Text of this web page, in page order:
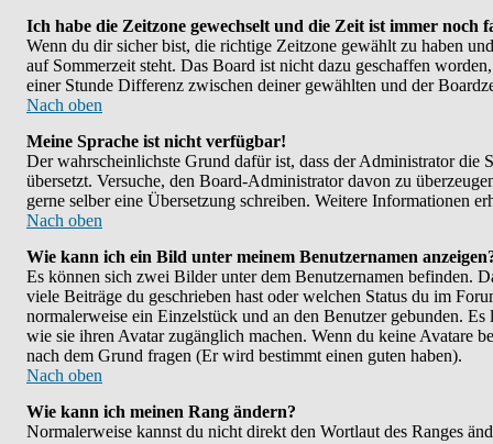
Ich habe die Zeitzone gewechselt und die Zeit ist immer noch
Wenn du dir sicher bist, die richtige Zeitzone gewählt zu haben
auf Sommerzeit steht. Das Board ist nicht dazu geschaffen
einer Stunde Differenz zwischen deiner gewählten und der
Nach oben
Meine Sprache ist nicht verfügbar!
Der wahrscheinlichste Grund dafür ist, dass der Administrator die
übersetzt. Versuche, den Board-Administrator davon zu
gerne selber eine Übersetzung schreiben. Weitere Informationen
Nach oben
Wie kann ich ein Bild unter meinem Benutzernamen
Es können sich zwei Bilder unter dem Benutzernamen befinden.
viele Beiträge du geschrieben hast oder welchen Status du im
normalerweise ein Einzelstück und an den Benutzer gebunden.
wie sie ihren Avatar zugänglich machen. Wenn du keine Avatare
nach dem Grund fragen (Er wird bestimmt einen guten haben).
Nach oben
Wie kann ich meinen Rang ändern?
Normalerweise kannst du nicht direkt den Wortlaut des Ranges